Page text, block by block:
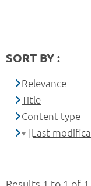
SORT BY :
Relevance
Title
Content type
[Last